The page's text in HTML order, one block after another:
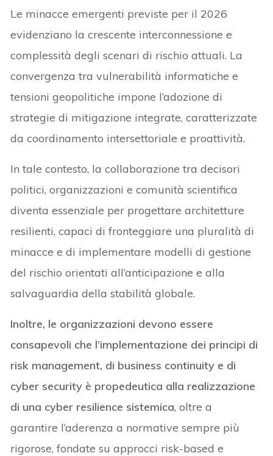
Le minacce emergenti previste per il 2026
evidenziano la crescente interconnessione e
complessità degli scenari di rischio attuali. La
convergenza tra vulnerabilità informatiche e
tensioni geopolitiche impone l’adozione di
strategie di mitigazione integrate, caratterizzate
da coordinamento intersettoriale e proattività.
In tale contesto, la collaborazione tra decisori
politici, organizzazioni e comunità scientifica
diventa essenziale per progettare architetture
resilienti, capaci di fronteggiare una pluralità di
minacce e di implementare modelli di gestione
del rischio orientati all’anticipazione e alla
salvaguardia della stabilità globale.
Inoltre, le organizzazioni devono essere
consapevoli che l’implementazione dei principi di
risk management, di business continuity e di
cyber security è propedeutica alla realizzazione
di una cyber resilience sistemica, oltre a
garantire l’aderenza a normative sempre più
rigorose, fondate su approcci risk-based e